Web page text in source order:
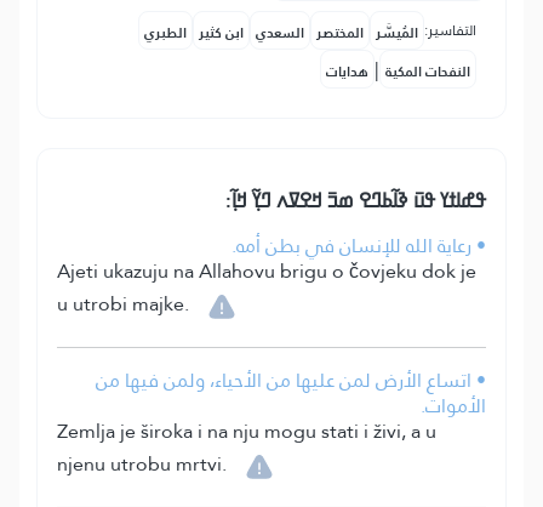
التفاسير: المُيسَّر المختصر السعدي ابن كثير الطبري
النفحات المكية | هدايات
ߟߝߊߙߌ ߟߎ߫ ߢߊ߬ߕߣߐ ߘߏ߫ ߞߐߜߍ ߣߌ߲߬ ߞߊ߲߬:
• رعاية الله للإنسان في بطن أمه.
Ajeti ukazuju na Allahovu brigu o čovjeku dok je
u utrobi majke.
• اتساع الأرض لمن عليها من الأحياء، ولمن فيها من
الأموات.
Zemlja je široka i na nju mogu stati i živi, a u
njenu utrobu mrtvi.